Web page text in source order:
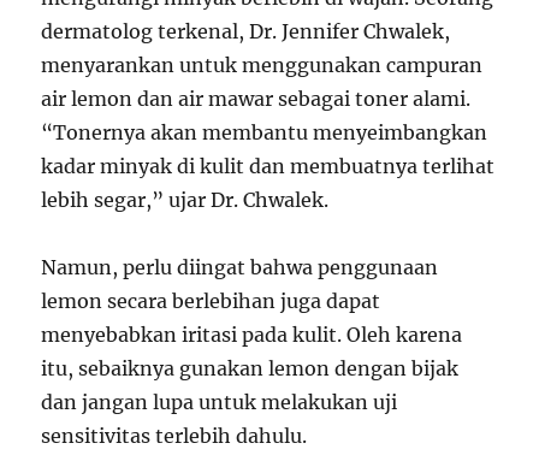
dermatolog terkenal, Dr. Jennifer Chwalek,
menyarankan untuk menggunakan campuran
air lemon dan air mawar sebagai toner alami.
“Tonernya akan membantu menyeimbangkan
kadar minyak di kulit dan membuatnya terlihat
lebih segar,” ujar Dr. Chwalek.
Namun, perlu diingat bahwa penggunaan
lemon secara berlebihan juga dapat
menyebabkan iritasi pada kulit. Oleh karena
itu, sebaiknya gunakan lemon dengan bijak
dan jangan lupa untuk melakukan uji
sensitivitas terlebih dahulu.